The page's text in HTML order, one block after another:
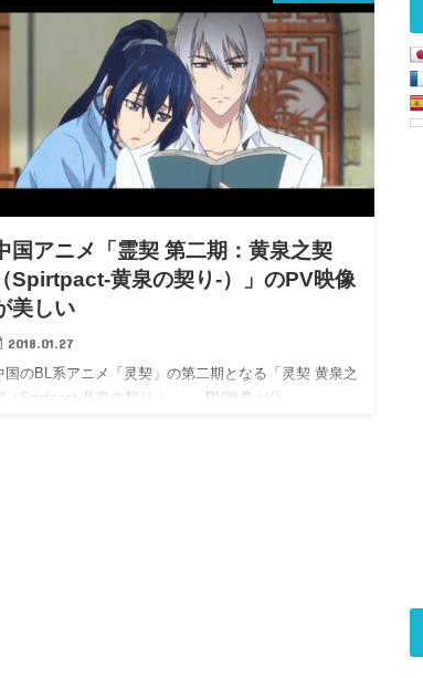
国アニメ「霊契 第二期：黄泉之契
（Spirtpact-黄泉の契り-）」のPV映像
美しい
2018.01.27
国のBL系アニメ「灵契」の第二期となる「灵契 黄泉之
（Spirtpact-黄泉の契り-）」。 PV映像が公…